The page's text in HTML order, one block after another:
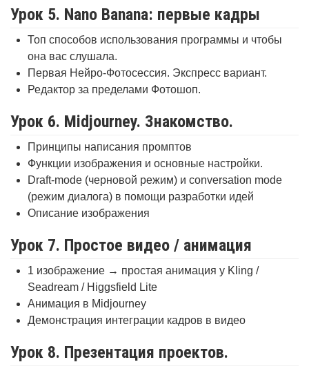
Урок 5. Nano Banana: первые кадры
Топ способов использования программы и чтобы
она вас слушала.
Первая Нейро-Фотосессия. Экспресс вариант.
Редактор за пределами Фотошоп.
Урок 6. Midjourney. Знакомство.
Принципы написания промптов
Функции изображения и основные настройки.
Draft-mode (черновой режим) и conversation mode
(режим диалога) в помощи разработки идей
Описание изображения
Урок 7. Простое видео / анимация
1 изображение → простая анимация у Kling /
Seadream / Higgsfield Lite
Анимация в Midjourney
Демонстрация интеграции кадров в видео
Урок 8. Презентация проектов.